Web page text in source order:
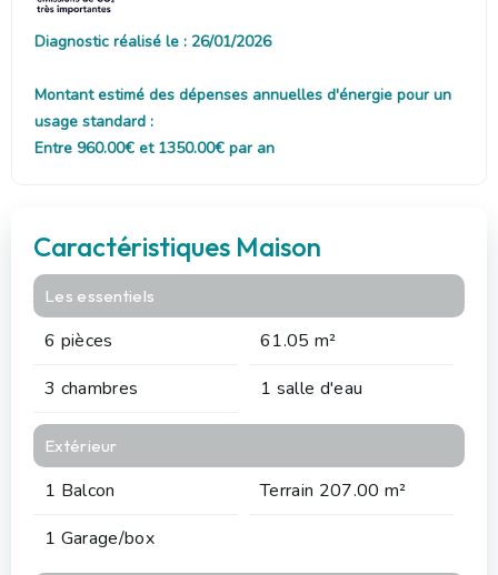
Diagnostic réalisé le : 26/01/2026
Montant estimé des dépenses annuelles d'énergie pour un
usage standard :
Entre 960.00€ et 1350.00€ par an
Caractéristiques Maison
Les essentiels
6 pièces
61.05 m²
3 chambres
1 salle d'eau
Extérieur
1 Balcon
Terrain 207.00 m²
1 Garage/box